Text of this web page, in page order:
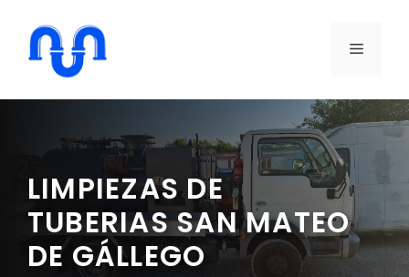
contenido
MENÚ
LIMPIEZAS DE
TUBERIAS SAN MATEO
DE GÁLLEGO